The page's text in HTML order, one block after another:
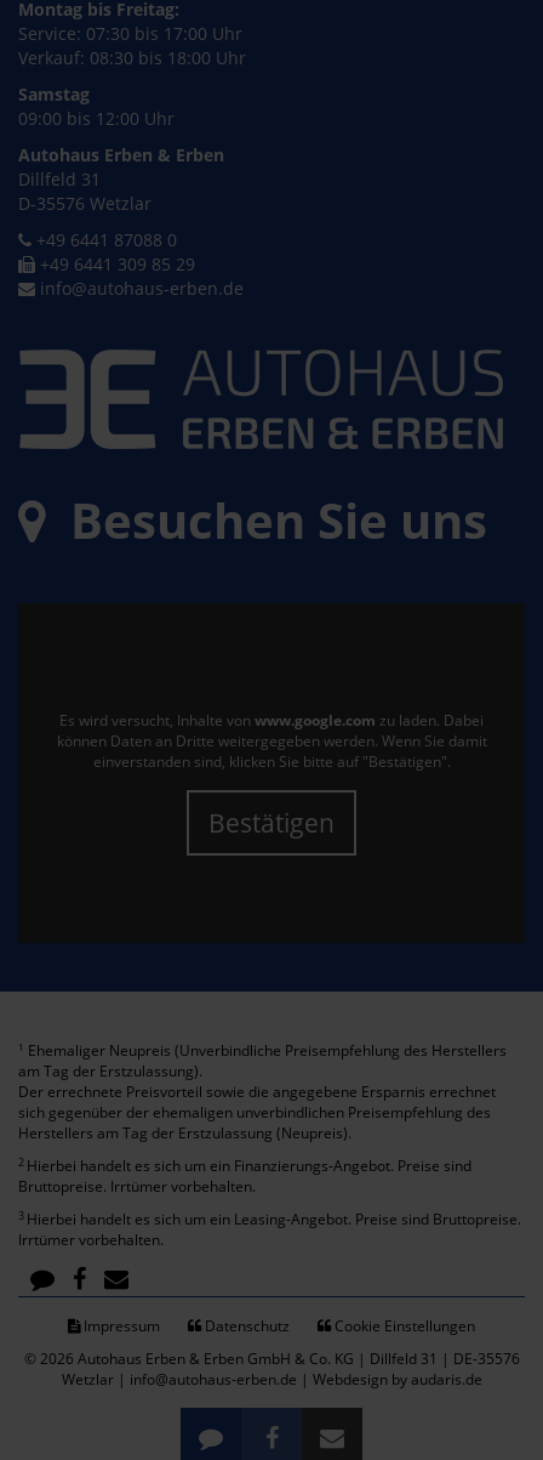
Montag bis Freitag:
Service: 07:30 bis 17:00 Uhr
Verkauf: 08:30 bis 18:00 Uhr
Samstag
09:00 bis 12:00 Uhr
Autohaus Erben & Erben
Dillfeld 31
D-35576 Wetzlar
+49 6441 87088 0
+49 6441 309 85 29
info@autohaus-erben.de
Besuchen Sie uns
Es wird versucht, Inhalte von www.google.com zu laden. Dabei
können Daten an Dritte weitergegeben werden. Wenn Sie damit
einverstanden sind, klicken Sie bitte auf "Bestätigen".
Bestätigen
1 Ehemaliger Neupreis (Unverbindliche Preisempfehlung des Herstellers
am Tag der Erstzulassung).
Der errechnete Preisvorteil sowie die angegebene Ersparnis errechnet
sich gegenüber der ehemaligen unverbindlichen Preisempfehlung des
Herstellers am Tag der Erstzulassung (Neupreis).
2 Hierbei handelt es sich um ein Finanzierungs-Angebot. Preise sind
Bruttopreise. Irrtümer vorbehalten.
3 Hierbei handelt es sich um ein Leasing-Angebot. Preise sind Bruttopreise.
Irrtümer vorbehalten.
Impressum Datenschutz
Cookie Einstellungen
© 2026 Autohaus Erben & Erben GmbH & Co. KG | Dillfeld 31 | DE-35576
Wetzlar | info@autohaus-erben.de | Webdesign by audaris.de